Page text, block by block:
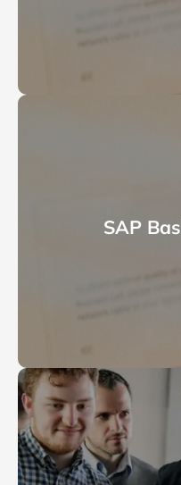
SAP